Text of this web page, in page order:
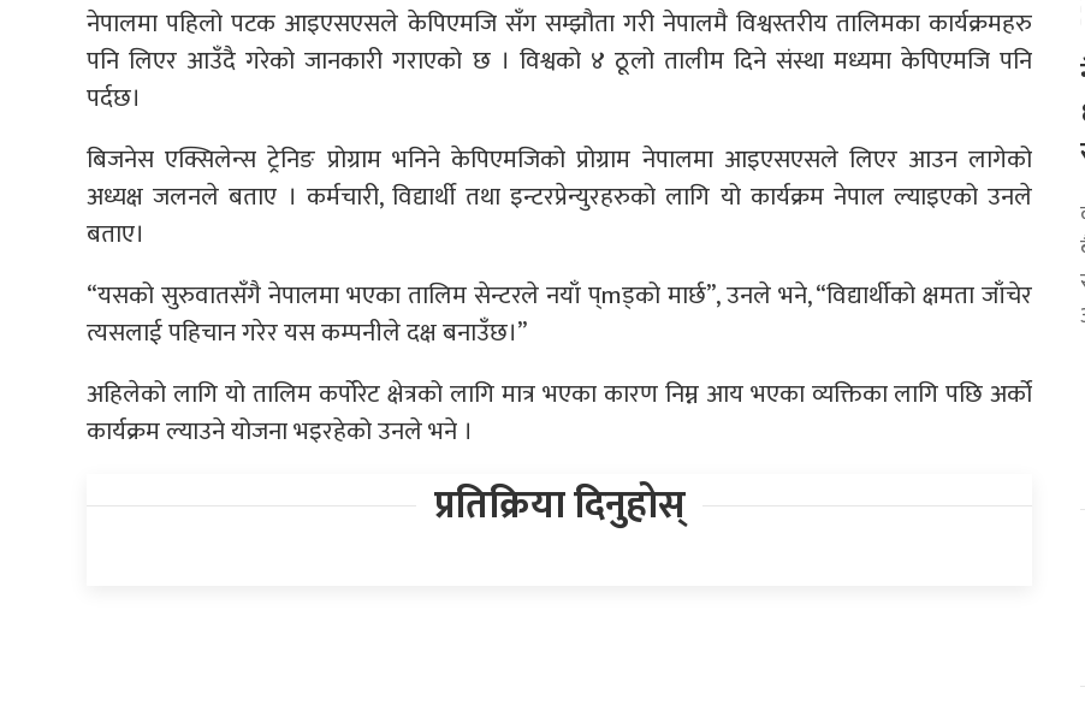
नेपालमा पहिलो पटक आइएसएसले केपिएमजि सँग सम्झौता गरी नेपालमै विश्वस्तरीय तालिमका कार्यक्रमहरु
पनि लिएर आउँदै गरेको जानकारी गराएको छ । विश्वको ४ ठूलो तालीम दिने संस्था मध्यमा केपिएमजि पनि
पर्दछ।
बिजनेस एक्सिलेन्स ट्रेनिङ प्रोग्राम भनिने केपिएमजिको प्रोग्राम नेपालमा आइएसएसले लिएर आउन लागेको
अध्यक्ष जलनले बताए । कर्मचारी, विद्यार्थी तथा इन्टरप्रेन्युरहरुको लागि यो कार्यक्रम नेपाल ल्याइएको उनले
बताए।
“यसको सुरुवातसँगै नेपालमा भएका तालिम सेन्टरले नयाँ प्mड्को मार्छ”, उनले भने, “विद्यार्थीको क्षमता जाँचेर
त्यसलाई पहिचान गरेर यस कम्पनीले दक्ष बनाउँछ।”
अहिलेको लागि यो तालिम कर्पोरेट क्षेत्रको लागि मात्र भएका कारण निम्न आय भएका व्यक्तिका लागि पछि अर्को
कार्यक्रम ल्याउने योजना भइरहेको उनले भने ।
प्रतिक्रिया दिनुहोस्